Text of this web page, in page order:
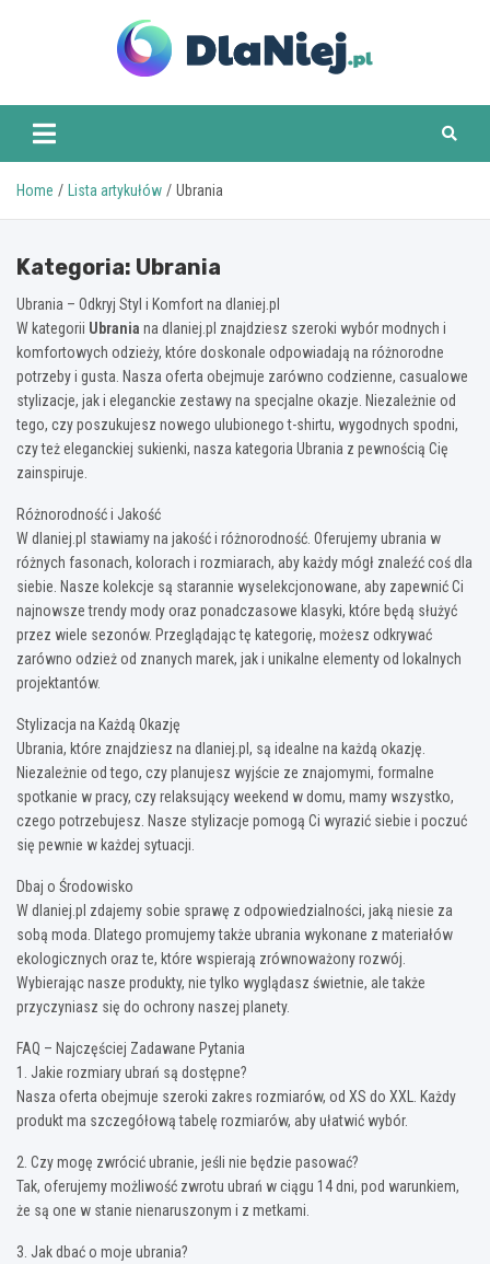
www.dlaniej.pl
Home Lista artykułów Ubrania
Kategoria: Ubrania
Ubrania – Odkryj Styl i Komfort na dlaniej.pl
W kategorii Ubrania na dlaniej.pl znajdziesz szeroki wybór modnych i
komfortowych odzieży, które doskonale odpowiadają na różnorodne
potrzeby i gusta. Nasza oferta obejmuje zarówno codzienne, casualowe
stylizacje, jak i eleganckie zestawy na specjalne okazje. Niezależnie od
tego, czy poszukujesz nowego ulubionego t-shirtu, wygodnych spodni,
czy też eleganckiej sukienki, nasza kategoria Ubrania z pewnością Cię
zainspiruje.
Różnorodność i Jakość
W dlaniej.pl stawiamy na jakość i różnorodność. Oferujemy ubrania w
różnych fasonach, kolorach i rozmiarach, aby każdy mógł znaleźć coś dla
siebie. Nasze kolekcje są starannie wyselekcjonowane, aby zapewnić Ci
najnowsze trendy mody oraz ponadczasowe klasyki, które będą służyć
przez wiele sezonów. Przeglądając tę kategorię, możesz odkrywać
zarówno odzież od znanych marek, jak i unikalne elementy od lokalnych
projektantów.
Stylizacja na Każdą Okazję
Ubrania, które znajdziesz na dlaniej.pl, są idealne na każdą okazję.
Niezależnie od tego, czy planujesz wyjście ze znajomymi, formalne
spotkanie w pracy, czy relaksujący weekend w domu, mamy wszystko,
czego potrzebujesz. Nasze stylizacje pomogą Ci wyrazić siebie i poczuć
się pewnie w każdej sytuacji.
Dbaj o Środowisko
W dlaniej.pl zdajemy sobie sprawę z odpowiedzialności, jaką niesie za
sobą moda. Dlatego promujemy także ubrania wykonane z materiałów
ekologicznych oraz te, które wspierają zrównoważony rozwój.
Wybierając nasze produkty, nie tylko wyglądasz świetnie, ale także
przyczyniasz się do ochrony naszej planety.
FAQ – Najczęściej Zadawane Pytania
1. Jakie rozmiary ubrań są dostępne?
Nasza oferta obejmuje szeroki zakres rozmiarów, od XS do XXL. Każdy
produkt ma szczegółową tabelę rozmiarów, aby ułatwić wybór.
2. Czy mogę zwrócić ubranie, jeśli nie będzie pasować?
Tak, oferujemy możliwość zwrotu ubrań w ciągu 14 dni, pod warunkiem,
że są one w stanie nienaruszonym i z metkami.
3. Jak dbać o moje ubrania?